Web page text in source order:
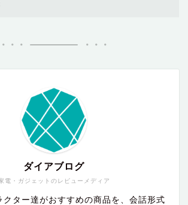
電・ガジェットのレビューメディア
ダイアブログ
クター達がおすすめの商品を、会話形式